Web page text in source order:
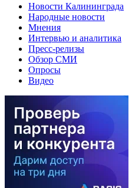
Новости Калининграда
Народные новости
Мнения
Интервью и аналитика
Пресс-релизы
Обзор СМИ
Опросы
Видео